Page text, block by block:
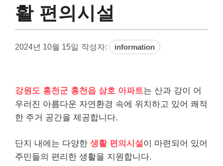
활 편의시설
2024년 10월 15일 작성자: information
강원도 홍천군 홍천읍 삼호 아파트는 산과 강이 어
우러진 아름다운 자연환경 속에 위치하고 있어 쾌적
한 주거 공간을 제공합니다.
단지 내에는 다양한 생활 편의시설이 마련되어 있어
주민들의 편리한 생활을 지원합니다.